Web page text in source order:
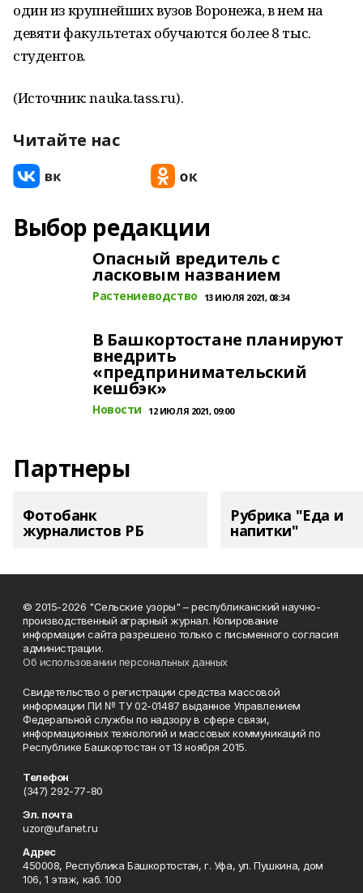
один из крупнейших вузов Воронежа, в нем на
девяти факультетах обучаются более 8 тыс.
студентов.
(Источник: nauka.tass.ru).
Читайте нас
Выбор редакции
Опасный вредитель с
ласковым названием
Растениеводство 13 ИЮЛЯ 2021, 08:34
В Башкортостане планируют
внедрить
«предпринимательский
кешбэк»
Новости 12 ИЮЛЯ 2021, 09:00
Партнеры
Фотобанк
журналистов РБ
Рубрика "Еда и
напитки"
© 2015-2026 "Сельские узоры" – республиканский научно-
производственный аграрный журнал. Копирование
информации сайта разрешено только с письменного согласия
администрации.
Об использовании персональных данных
Свидетельство о регистрации средства массовой
информации ПИ № ТУ 02-01487 выданное Управлением
Федеральной службы по надзору в сфере связи,
информационных технологий и массовых коммуникаций по
Республике Башкортостан от 13 ноября 2015.
Телефон
(347) 292-77-80
Эл. почта
uzor@ufanet.ru
Адрес
450008, Республика Башкортостан, г. Уфа, ул. Пушкина, дом
106, 1 этаж, каб. 100